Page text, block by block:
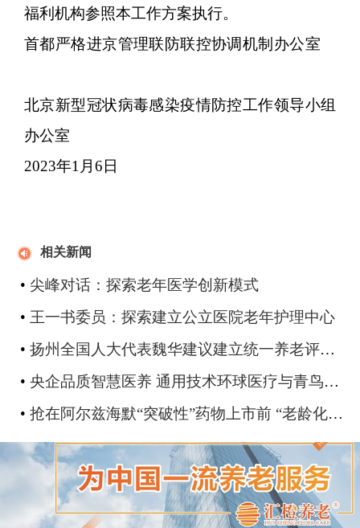
福利机构参照本工作方案执行。
首都严格进京管理联防联控协调机制办公室
北京新型冠状病毒感染疫情防控工作领导小组
办公室
2023年1月6日
相关新闻
• 尖峰对话：探索老年医学创新模式
• 王一书委员：探索建立公立医院老年护理中心
• 扬州全国人大代表魏华建议建立统一养老评估机制
• 央企品质智慧医养 通用技术环球医疗与青鸟软通达成战略合作
• 抢在阿尔兹海默“突破性”药物上市前 “老龄化”日本率先批准“血检”